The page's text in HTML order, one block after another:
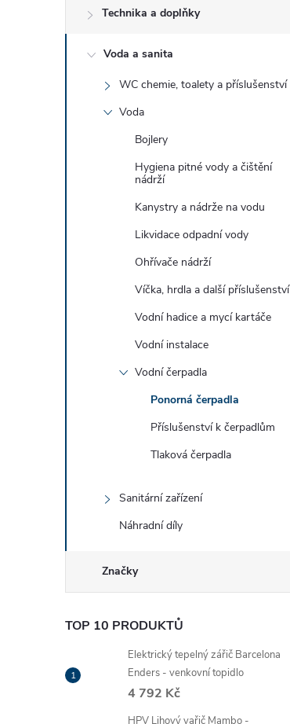
e
Technika a doplňky
Voda a sanita
WC chemie, toalety a příslušenství
Voda
Bojlery
Hygiena pitné vody a čištění
nádrží
Kanystry a nádrže na vodu
Likvidace odpadní vody
Ohřívače nádrží
Víčka, hrdla a další příslušenství
Vodní hadice a mycí kartáče
Vodní instalace
Vodní čerpadla
Ponorná čerpadla
Příslušenství k čerpadlům
Tlaková čerpadla
Sanitární zařízení
Náhradní díly
Značky
TOP 10 PRODUKTŮ
Elektrický tepelný zářič Barcelona
Enders - venkovní topidlo
4 792 Kč
HPV Lihový vařič Mambo -